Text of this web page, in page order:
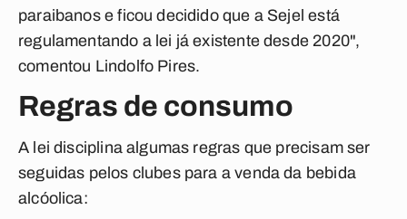
paraibanos e ficou decidido que a Sejel está
regulamentando a lei já existente desde 2020",
comentou Lindolfo Pires.
Regras de consumo
A lei disciplina algumas regras que precisam ser
seguidas pelos clubes para a venda da bebida
alcóolica: